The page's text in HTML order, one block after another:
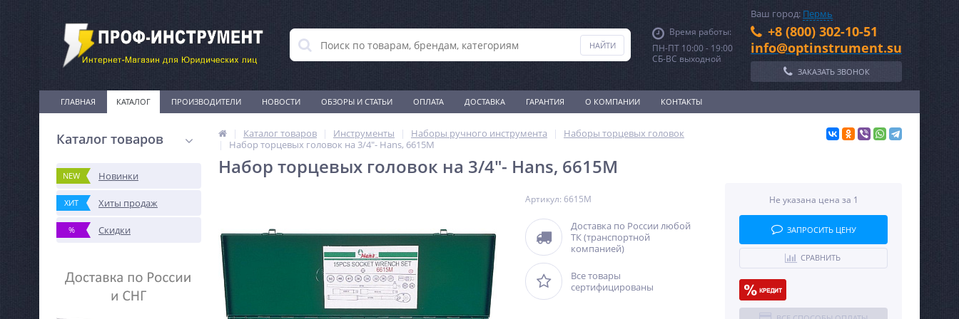
Время работы:
ПН-ПТ 10:00 - 19:00
СБ-ВС выходной
Ваш город: Пермь
+8 (800) 302-10-51
info@optinstrument.su
ЗАКАЗАТЬ ЗВОНОК
ГЛАВНАЯ КАТАЛОГ ПРОИЗВОДИТЕЛИ НОВОСТИ ОБЗОРЫ И СТАТЬИ ОПЛАТА ДОСТАВКА ГАРАНТИЯ О КОМПАНИИ КОНТАКТЫ
Каталог товаров
NEW Новинки
ХИТ Хиты продаж
% Скидки
Каталог товаров Инструменты Наборы ручного инструмента
Наборы торцевых головок
Набор торцевых головок на 3/4"- Hans, 6615M
Набор торцевых головок на 3/4"- Hans, 6615M
Артикул: 6615M
Доставка по России любой
ТК (транспортной
компанией)
Все товары
сертифицированы
Не указана цена за 1
ЗАПРОСИТЬ ЦЕНУ
СРАВНИТЬ